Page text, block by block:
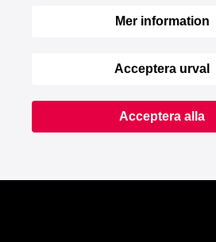
Mer information
Acceptera urval
Acceptera alla